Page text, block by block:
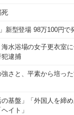
死
新型登場 98万100円で
海水浴場の女子更衣
逮捕
さと、平素から培っ
基盤」「外国人を締
イト」